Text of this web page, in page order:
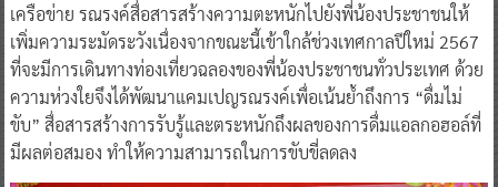
เครือข่าย รณรงค์สื่อสารสร้างความตะหนักไปยังพี่น้องประชาชนให้
เพิ่มความระมัดระวังเนื่องจากขณะนี้เข้าใกล้ช่วงเทศกาลปีใหม่ 2567
ที่จะมีการเดินทางท่องเที่ยวฉลองของพี่น้องประชาชนทั่วประเทศ ด้วย
ความห่วงใยจึงได้พัฒนาแคมเปญรณรงค์เพื่อเน้นย้ำถึงการ “ดื่มไม่
ขับ” สื่อสารสร้างการรับรู้และตระหนักถึงผลของการดื่มแอลกอฮอล์ที่
มีผลต่อสมอง ทำให้ความสามารถในการขับขี่ลดลง